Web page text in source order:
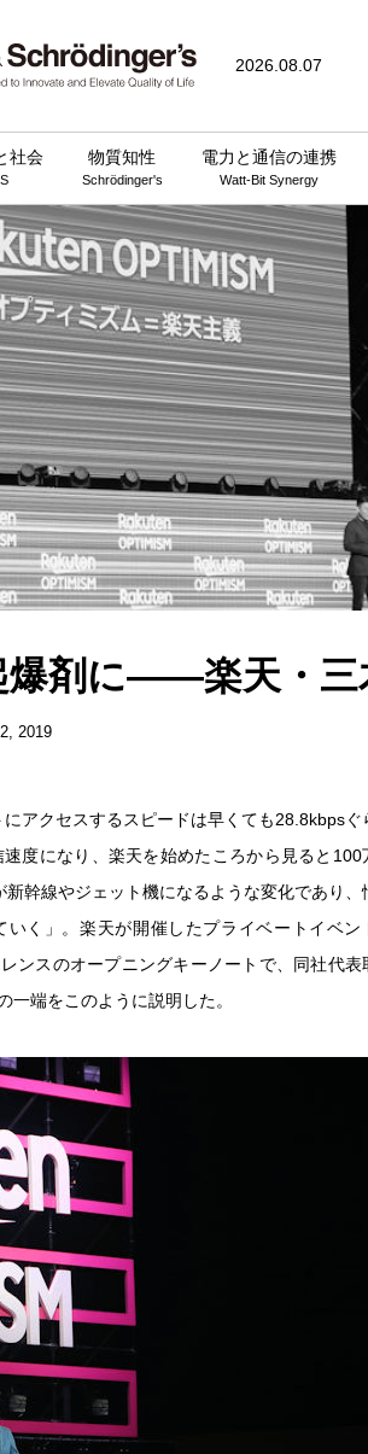
2026.08.07
社会 物質知性
Schrödinger's
電力と通信の連携
Watt-Bit Synergy
爆剤に――楽天・三
2019
アクセスするスピードは早くても28.8kbpsぐ
度になり、楽天を始めたころから見ると100
幹線やジェット機になるような変化であり、
く」。楽天が開催したプライベートイベン
ンスのオープニングキーノートで、同社代表
端をこのように説明した。